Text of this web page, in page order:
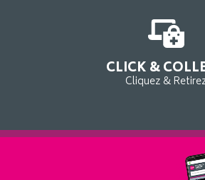
CLICK &
Cliquez &